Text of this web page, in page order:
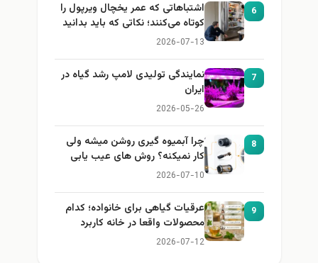
اشتباهاتی که عمر یخچال ویرپول را
کوتاه می‌کنند؛ نکاتی که باید بدانید
2026-07-13
نمایندگی تولیدی لامپ رشد گیاه در
ایران
2026-05-26
چرا آبمیوه گیری روشن میشه ولی
کار نمیکنه؟ روش های عیب یابی
2026-07-10
عرقیات گیاهی برای خانواده؛ کدام
محصولات واقعا در خانه کاربرد
دارند؟
2026-07-12